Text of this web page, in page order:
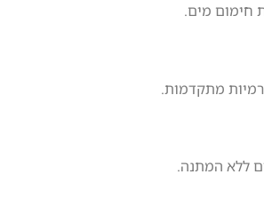
חימום מים.
מתקדמות.
ללא המתנה.